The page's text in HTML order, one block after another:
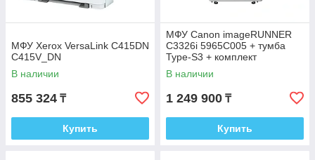
МФУ Xerox VersaLink C415DN
C415V_DN
В наличии
855 324 ₸
Купить
МФУ Canon imageRUNNER
C3326i 5965C005 + тумба
Type-S3 + комплект
картриджей C-EXV 65
В наличии
1 249 900 ₸
Купить